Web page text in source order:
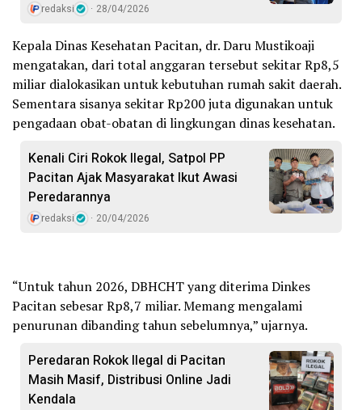
redaksi 28/04/2026
Kepala Dinas Kesehatan Pacitan, dr. Daru Mustikoaji
mengatakan, dari total anggaran tersebut sekitar Rp8,5
miliar dialokasikan untuk kebutuhan rumah sakit daerah.
Sementara sisanya sekitar Rp200 juta digunakan untuk
pengadaan obat-obatan di lingkungan dinas kesehatan.
Kenali Ciri Rokok Ilegal, Satpol PP
Pacitan Ajak Masyarakat Ikut Awasi
Peredarannya
redaksi 20/04/2026
“Untuk tahun 2026, DBHCHT yang diterima Dinkes
Pacitan sebesar Rp8,7 miliar. Memang mengalami
penurunan dibanding tahun sebelumnya,” ujarnya.
Peredaran Rokok Ilegal di Pacitan
Masih Masif, Distribusi Online Jadi
Kendala